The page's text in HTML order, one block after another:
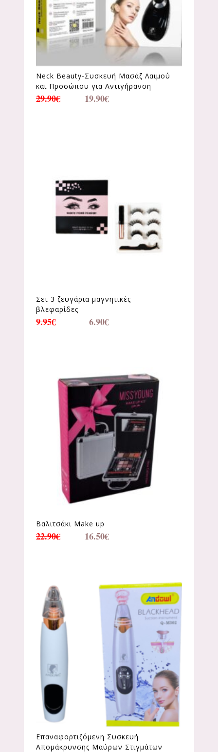
Neck Beauty-Συσκευή Μασάζ Λαιμού
και Προσώπου για Αντιγήρανση
29.90€ 19.90€
Σετ 3 ζευγάρια μαγνητικές
βλεφαρίδες
9.95€ 6.90€
Βαλιτσάκι Make up
22.90€ 16.50€
Επαναφορτιζόμενη Συσκευή
Απομάκρυνσης Μαύρων Στιγμάτων